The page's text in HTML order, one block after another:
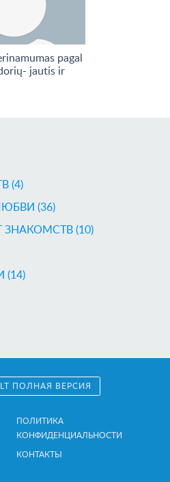
pagal
jautis ir
(4)
(36)
(10)
ПОЛНАЯ ВЕРСИЯ
ПОЛИТИКА
КОНФИДЕНЦИАЛЬНОСТИ
КОНТАКТЫ